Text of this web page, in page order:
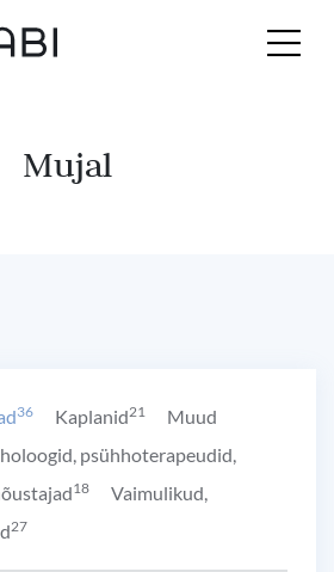
Mujal
36 Kaplanid21
Muud
psühhoterapeudid,
18
Vaimulikud,
27